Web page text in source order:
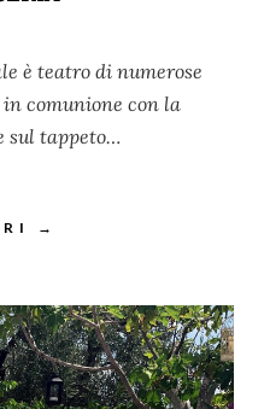
è teatro di numerose
comunione con la
sul tappeto…
→